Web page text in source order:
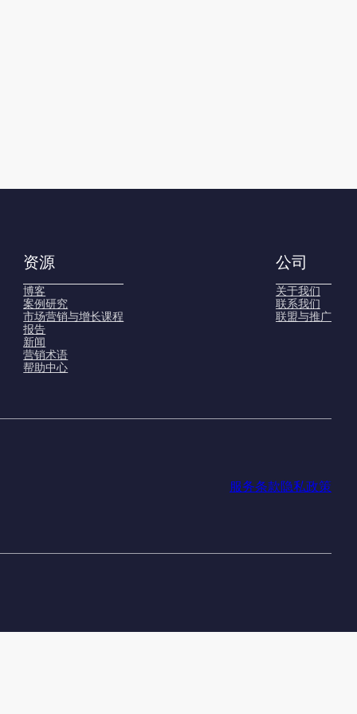
资源
博客
案例研究
市场营销与增长课程
报告
新闻
营销术语
帮助中心
公司
关于我们
联系我们
联盟与推广
服务条款隐私政策